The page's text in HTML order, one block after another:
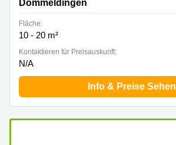
Dommeldingen
Fläche:
10 - 20 m²
Kontaktieren für Preisauskunft:
N/A
Info & Preise Sehen